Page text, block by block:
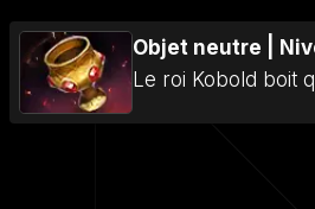
Objet neutre
Le roi Kobold boit